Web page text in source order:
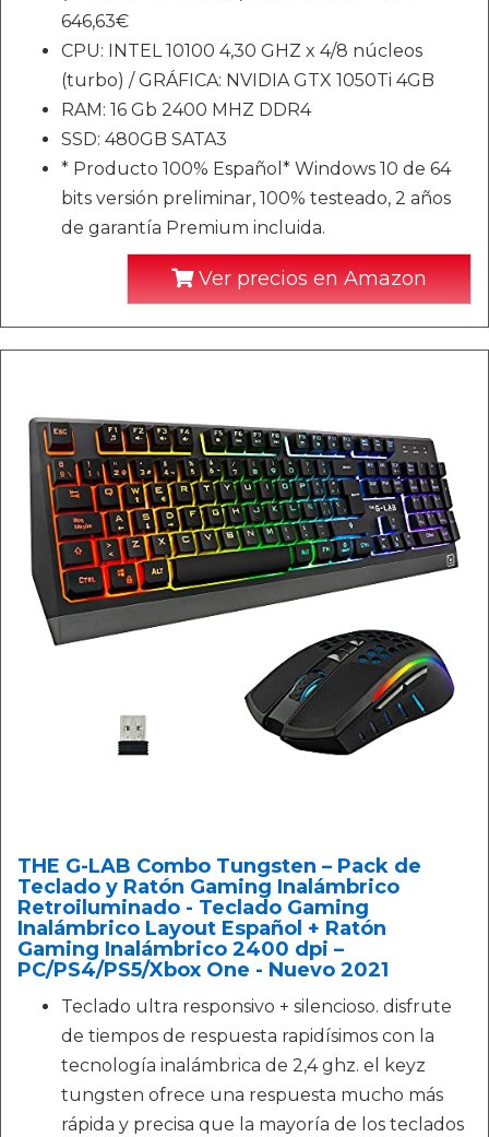
646,63€
CPU: INTEL 10100 4,30 GHZ x 4/8 núcleos
(turbo) / GRÁFICA: NVIDIA GTX 1050Ti 4GB
RAM: 16 Gb 2400 MHZ DDR4
SSD: 480GB SATA3
* Producto 100% Español* Windows 10 de 64
bits versión preliminar, 100% testeado, 2 años
de garantía Premium incluida.
Ver precios en Amazon
THE G-LAB Combo Tungsten – Pack de
Teclado y Ratón Gaming Inalámbrico
Retroiluminado - Teclado Gaming
Inalámbrico Layout Español + Ratón
Gaming Inalámbrico 2400 dpi –
PC/PS4/PS5/Xbox One - Nuevo 2021
Teclado ultra responsivo + silencioso. disfrute
de tiempos de respuesta rapidísimos con la
tecnología inalámbrica de 2,4 ghz. el keyz
tungsten ofrece una respuesta mucho más
rápida y precisa que la mayoría de los teclados